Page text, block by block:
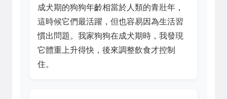
成犬期的狗狗年齡相當於人類的青壯年，
這時候它們最活躍，但也容易因為生活習
慣出問題。我家狗狗在成犬期時，我發現
它體重上升得快，後來調整飲食才控制
住。